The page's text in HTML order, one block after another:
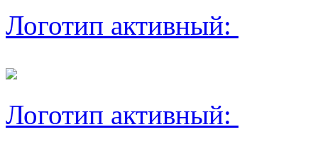
Логотип активный:
Логотип активный: